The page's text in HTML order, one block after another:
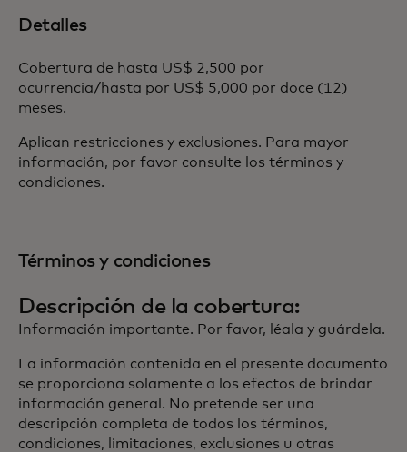
Detalles
Cobertura de hasta US$ 2,500 por
ocurrencia/hasta por US$ 5,000 por doce (12)
meses.
Aplican restricciones y exclusiones. Para mayor
información, por favor consulte los términos y
condiciones.
Términos y condiciones
Descripción de la cobertura:
Información importante. Por favor, léala y guárdela.
La información contenida en el presente documento
se proporciona solamente a los efectos de brindar
información general. No pretende ser una
descripción completa de todos los términos,
condiciones, limitaciones, exclusiones u otras